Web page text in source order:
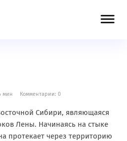
мин Комментарии: 0
Сибири, являющаяся
Лены. Начинаясь на стыке
протекает через территорию